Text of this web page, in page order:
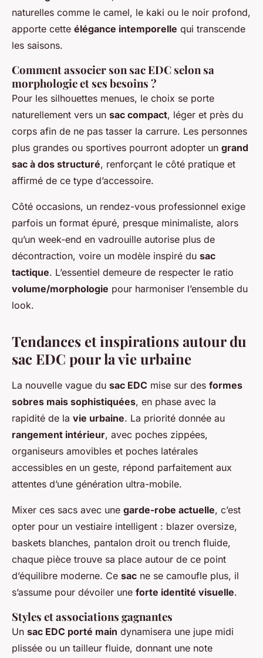
naturelles comme le camel, le kaki ou le noir profond,
apporte cette élégance intemporelle qui transcende
les saisons.
Comment associer son sac EDC selon sa
morphologie et ses besoins ?
Pour les silhouettes menues, le choix se porte
naturellement vers un sac compact, léger et près du
corps afin de ne pas tasser la carrure. Les personnes
plus grandes ou sportives pourront adopter un grand
sac à dos structuré, renforçant le côté pratique et
affirmé de ce type d’accessoire.
Côté occasions, un rendez-vous professionnel exige
parfois un format épuré, presque minimaliste, alors
qu’un week-end en vadrouille autorise plus de
décontraction, voire un modèle inspiré du sac
tactique. L’essentiel demeure de respecter le ratio
volume/morphologie pour harmoniser l’ensemble du
look.
Tendances et inspirations autour du
sac EDC pour la vie urbaine
La nouvelle vague du sac EDC mise sur des formes
sobres mais sophistiquées, en phase avec la
rapidité de la vie urbaine. La priorité donnée au
rangement intérieur, avec poches zippées,
organiseurs amovibles et poches latérales
accessibles en un geste, répond parfaitement aux
attentes d’une génération ultra-mobile.
Mixer ces sacs avec une garde-robe actuelle, c’est
opter pour un vestiaire intelligent : blazer oversize,
baskets blanches, pantalon droit ou trench fluide,
chaque pièce trouve sa place autour de ce point
d’équilibre moderne. Ce sac ne se camoufle plus, il
s’assume pour dévoiler une forte identité visuelle.
Styles et associations gagnantes
Un sac EDC porté main dynamisera une jupe midi
plissée ou un tailleur fluide, donnant une note